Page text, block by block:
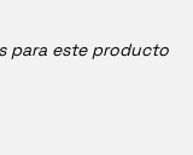
para este producto